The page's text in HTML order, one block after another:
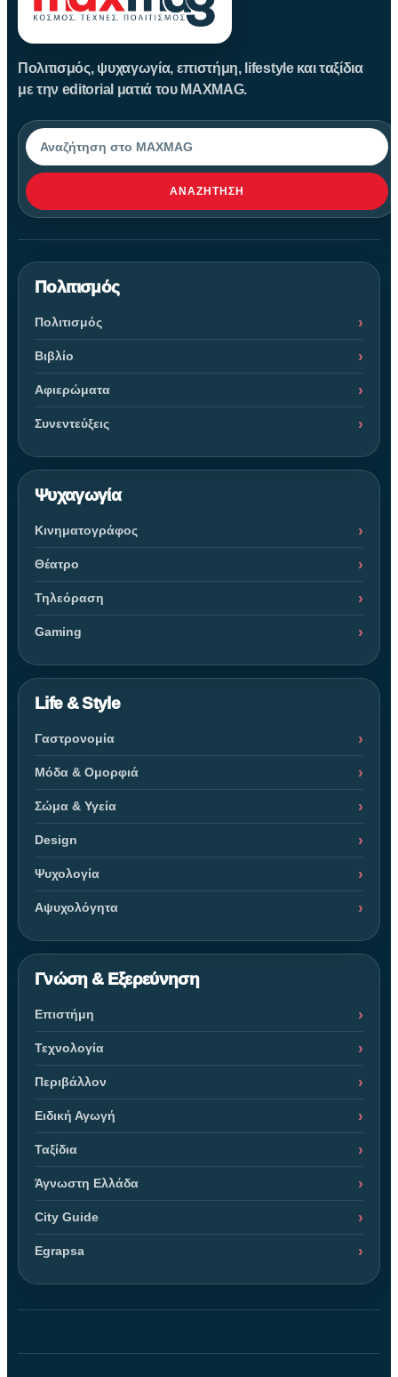
Πολιτισμός, ψυχαγωγία, επιστήμη, lifestyle και ταξίδια
με την editorial ματιά του MAXMAG.
Αναζήτηση
ΑΝΑΖΉΤΗΣΗ
Πολιτισμός
Πολιτισμός
Βιβλίο
Αφιερώματα
Συνεντεύξεις
Ψυχαγωγία
Κινηματογράφος
Θέατρο
Τηλεόραση
Gaming
Life & Style
Γαστρονομία
Μόδα & Ομορφιά
Σώμα & Υγεία
Design
Ψυχολογία
Αψυχολόγητα
Γνώση & Εξερεύνηση
Επιστήμη
Τεχνολογία
Περιβάλλον
Ειδική Αγωγή
Ταξίδια
Άγνωστη Ελλάδα
City Guide
Egrapsa